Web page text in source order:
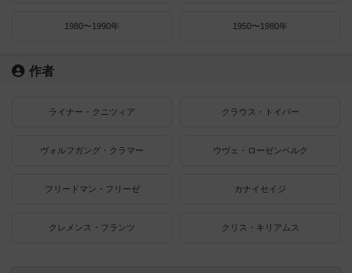
1980〜1990年 1950〜1980年
作者
ライナー・クニツィア クラウス・トイバー
ヴォルフガング・クラマー ウヴェ・ローゼンベルク
フリードマン・フリーゼ カナイセイジ
クレメンス・フランツ クリス・キリアムス